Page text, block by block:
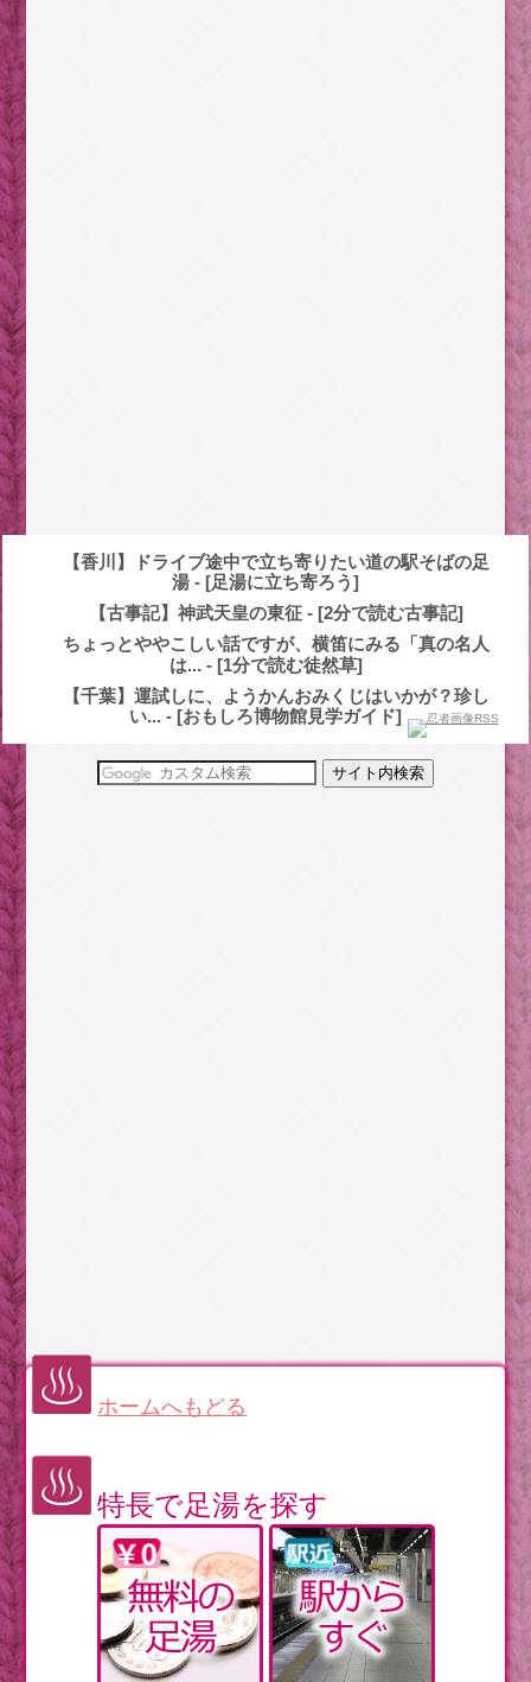
【香川】ドライブ途中で立ち寄りたい道の駅そばの足
湯 - [足湯に立ち寄ろう]
【古事記】神武天皇の東征 - [2分で読む古事記]
ちょっとややこしい話ですが、横笛にみる「真の名人
は... - [1分で読む徒然草]
【千葉】運試しに、ようかんおみくじはいかが？珍し
い... - [おもしろ博物館見学ガイド]
ホームへもどる
特長で足湯を探す